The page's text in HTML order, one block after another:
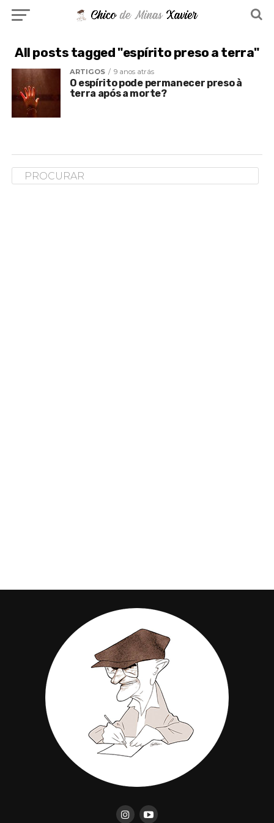
All posts tagged "espírito preso a terra"
ARTIGOS 9 anos atrás
O espírito pode permanecer preso à
terra após a morte?